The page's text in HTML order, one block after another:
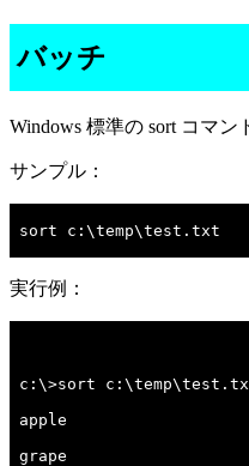
バッチ
Windows 標準の sort コマン
サンプル：
sort c:\temp\test.txt
実行例：